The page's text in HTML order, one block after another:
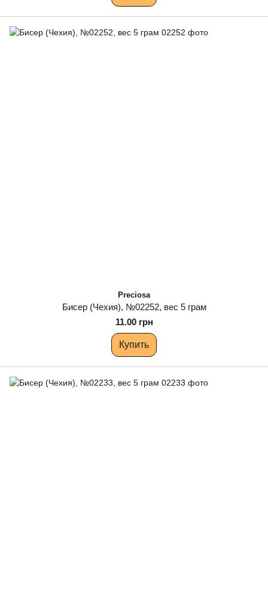
Preciosa
Бисер (Чехия), №02252, вес 5 грам
11.00 грн
Купить